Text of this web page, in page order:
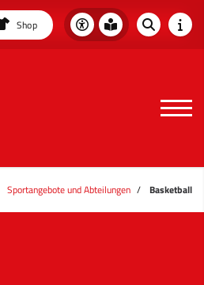
Shop
Sportangebote und Abteilungen Basketball